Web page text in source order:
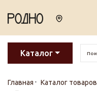
Каталог
Главная Каталог товаров